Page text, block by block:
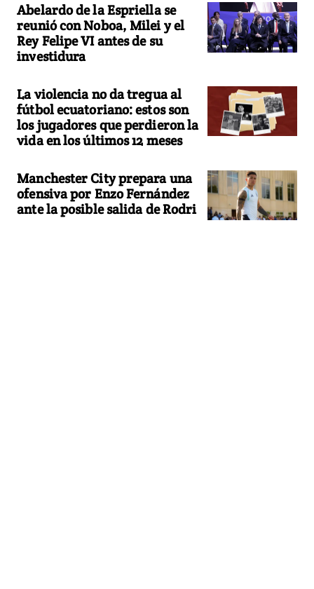
Abelardo de la Espriella se
reunió con Noboa, Milei y el
Rey Felipe VI antes de su
investidura
La violencia no da tregua al
fútbol ecuatoriano: estos son
los jugadores que perdieron la
vida en los últimos 12 meses
Manchester City prepara una
ofensiva por Enzo Fernández
ante la posible salida de Rodri